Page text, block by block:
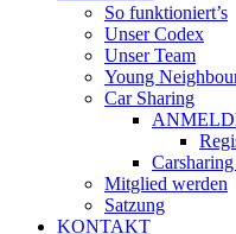
So funktioniert’s
Unser Codex
Unser Team
Young
Car Sharing
Mitglied werden
Satzung
KONTAKT